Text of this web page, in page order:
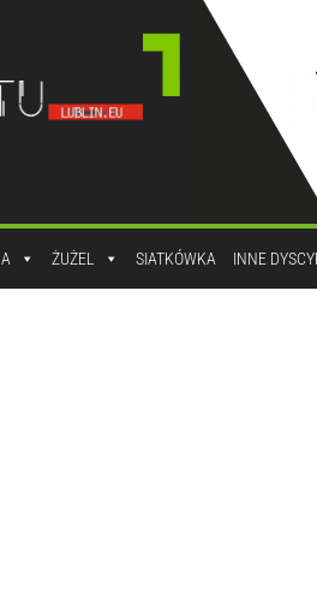
ŻUŻEL SIATKÓWKA INNE